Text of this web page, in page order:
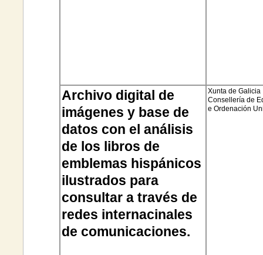
Archivo digital de
imágenes y base de
datos con el análisis
de los libros de
emblemas hispánicos
ilustrados para
consultar a través de
redes internacinales
de comunicaciones.
Xunta de Galicia
Consellería de
e Ordenación